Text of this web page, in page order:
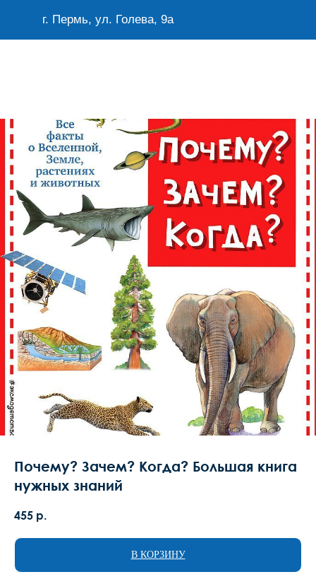
г. Пермь, ул. Голева, 9а
Почему? Зачем? Когда? Большая книга
нужных знаний
455 р.
В КОРЗИНУ